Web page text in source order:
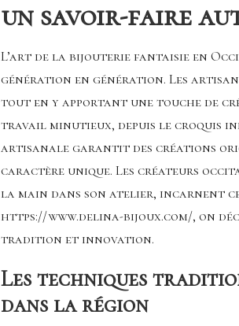
un savoir-faire
L’art de la bijouterie fantaisie en
génération en génération. Les
tout en y apportant une touche de
travail minutieux, depuis le croquis
artisanale garantit des créations
caractère unique. Les créateurs
la main dans son atelier, incarnent
https://www.delina-bijoux.com/, on
tradition et innovation.
Les techniques
dans la région